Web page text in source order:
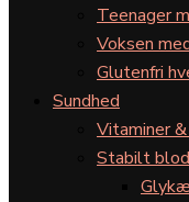
Teenager
Voksen
Glutenfri
Sundhed
Vitaminer
Stabilt